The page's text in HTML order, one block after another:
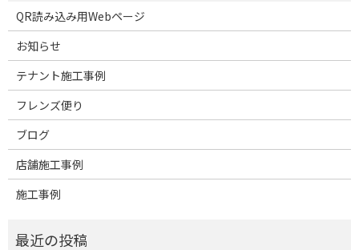
QR読み込み用Webページ
お知らせ
テナント施工事例
フレンズ便り
ブログ
店舗施工事例
施工事例